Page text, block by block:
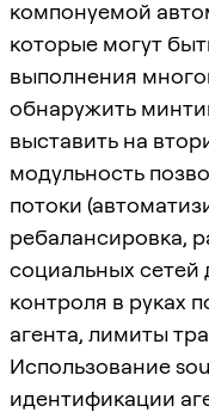
компонуемой
которые могут
выполнения
обнаружить
выставить на
модульность
потоки
ребалансировка,
социальных сетей
контроля в руках
агента, лимиты
Использование
идентификации